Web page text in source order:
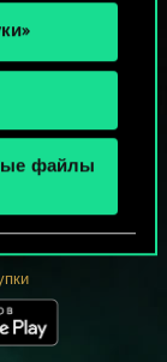
файлы